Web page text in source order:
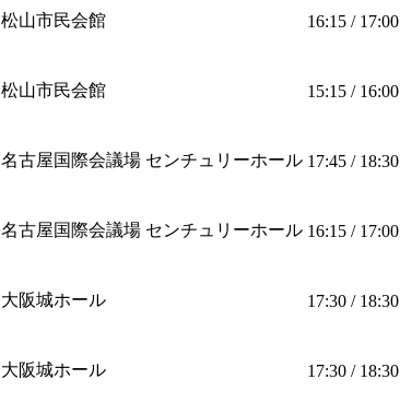
松山市民会館 16:15 / 17:00
松山市民会館 15:15 / 16:00
名古屋国際会議場 センチュリーホール 17:45 / 18:30
名古屋国際会議場 センチュリーホール 16:15 / 17:00
大阪城ホール 17:30 / 18:30
大阪城ホール 17:30 / 18:30